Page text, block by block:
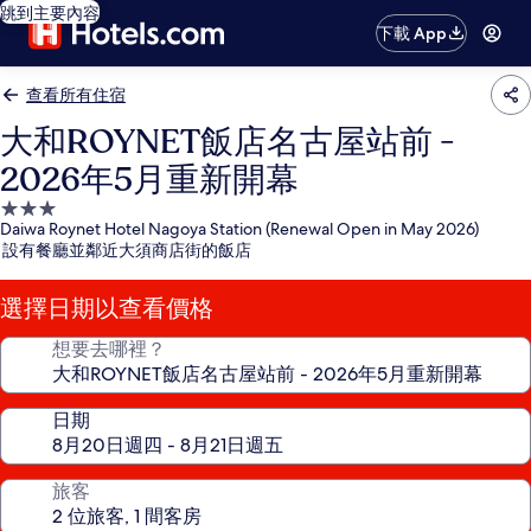
跳到主要內容
下載 App
查看所有住宿
大和ROYNET飯店名古屋站前 -
2026年5月重新開幕
3.0
星
級
住
宿
Daiwa Roynet Hotel Nagoya Station (Renewal Open in May 2026)
設有餐廳並鄰近大須商店街的飯店
選擇日期以查看價格
想要去哪裡？
日期
旅客